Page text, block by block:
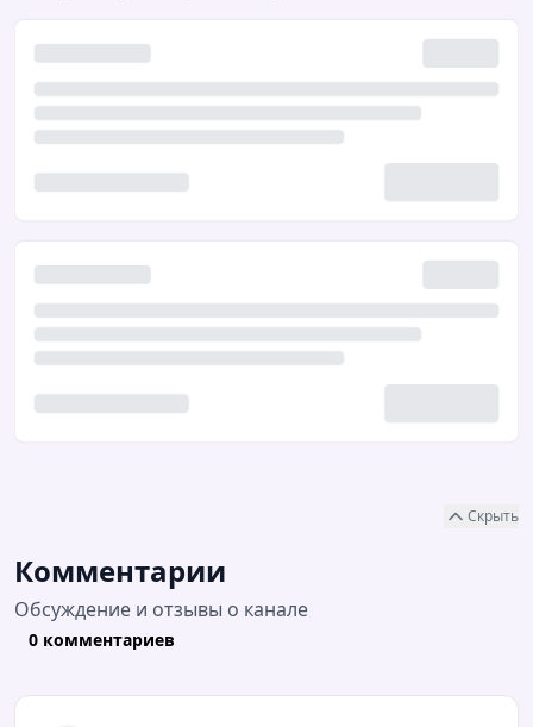
Скрыть
Комментарии
Обсуждение и отзывы о канале
0 комментариев